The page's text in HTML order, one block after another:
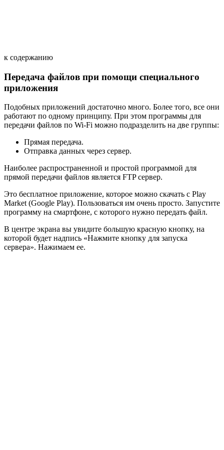
к содержанию
Передача файлов при помощи специального
приложения
Подобных приложений достаточно много. Более того, все они
работают по одному принципу. При этом программы для
передачи файлов по Wi-Fi можно подразделить на две группы:
Прямая передача.
Отправка данных через сервер.
Наиболее распространенной и простой программой для
прямой передачи файлов является FTP сервер.
Это бесплатное приложение, которое можно скачать с Play
Market (Google Play). Пользоваться им очень просто. Запустите
программу на смартфоне, с которого нужно передать файл.
В центре экрана вы увидите большую красную кнопку, на
которой будет надпись «Нажмите кнопку для запуска
сервера». Нажимаем ее.